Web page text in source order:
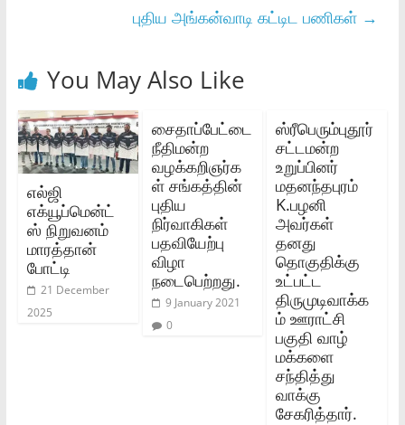
புதிய அங்கன்வாடி கட்டிட பணிகள் →
You May Also Like
எல்ஜி
எக்யூப்மென்ட்
ஸ் நிறுவனம்
மாரத்தான்
போட்டி
21 December
2025
சைதாப்பேட்டை
நீதிமன்ற
வழக்கறிஞர்க
ள் சங்கத்தின்
புதிய
நிர்வாகிகள்
பதவியேற்பு
விழா
நடைபெற்றது.
9 January 2021
0
ஸ்ரீபெரும்புதூர்
சட்டமன்ற
உறுப்பினர்
மதனந்தபுரம்
K.பழனி
அவர்கள்
தனது
தொகுதிக்கு
உட்பட்ட
திருமுடிவாக்க
ம் ஊராட்சி
பகுதி வாழ்
மக்களை
சந்தித்து
வாக்கு
சேகரித்தார்.